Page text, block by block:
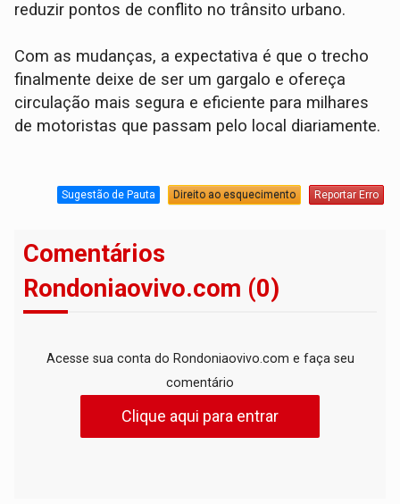
reduzir pontos de conflito no trânsito urbano.
Com as mudanças, a expectativa é que o trecho
finalmente deixe de ser um gargalo e ofereça
circulação mais segura e eficiente para milhares
de motoristas que passam pelo local diariamente.
Sugestão de Pauta Direito ao esquecimento Reportar Erro
Comentários
Rondoniaovivo.com (0)
Acesse sua conta do Rondoniaovivo.com e faça seu
comentário
Clique aqui para entrar